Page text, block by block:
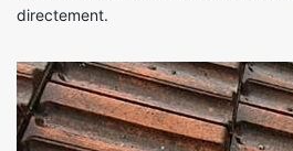
directement.